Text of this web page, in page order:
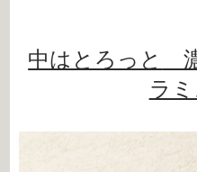
中はとろっと
ラミ